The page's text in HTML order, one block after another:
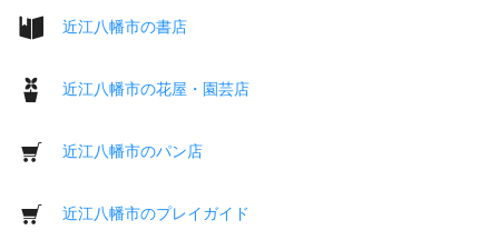
近江八幡市の書店
近江八幡市の花屋・園芸店
近江八幡市のパン店
近江八幡市のプレイガイド